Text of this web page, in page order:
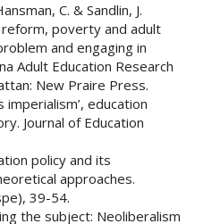
C. & Sandlin, J.
poverty and adult
and engaging in
Adult Education Research
New Praire Press.
imperialism’, education
Journal of Education
policy and its
approaches.
39-54.
the subject: Neoliberalism